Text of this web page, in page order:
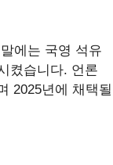
에는 국영 석유
켰습니다. 언론
2025년에 채택될